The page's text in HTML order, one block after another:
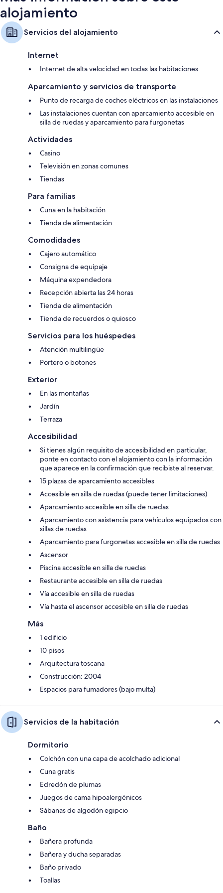
alojamiento
Servicios del alojamiento
Internet
Internet de alta velocidad en todas las habitaciones
Aparcamiento y servicios de transporte
Punto de recarga de coches eléctricos en las instalaciones
Las instalaciones cuentan con aparcamiento accesible en
silla de ruedas y aparcamiento para furgonetas
Actividades
Casino
Televisión en zonas comunes
Tiendas
Para familias
Cuna en la habitación
Tienda de alimentación
Comodidades
Cajero automático
Consigna de equipaje
Máquina expendedora
Recepción abierta las 24 horas
Tienda de alimentación
Tienda de recuerdos o quiosco
Servicios para los huéspedes
Atención multilingüe
Portero o botones
Exterior
En las montañas
Jardín
Terraza
Accesibilidad
Si tienes algún requisito de accesibilidad en particular,
ponte en contacto con el alojamiento con la información
que aparece en la confirmación que recibiste al reservar.
15 plazas de aparcamiento accesibles
Accesible en silla de ruedas (puede tener limitaciones)
Aparcamiento accesible en silla de ruedas
Aparcamiento con asistencia para vehículos equipados con
sillas de ruedas
Aparcamiento para furgonetas accesible en silla de ruedas
Ascensor
Piscina accesible en silla de ruedas
Restaurante accesible en silla de ruedas
Vía accesible en silla de ruedas
Vía hasta el ascensor accesible en silla de ruedas
Más
1 edificio
10 pisos
Arquitectura toscana
Construcción: 2004
Espacios para fumadores (bajo multa)
Servicios de la habitación
Dormitorio
Colchón con una capa de acolchado adicional
Cuna gratis
Edredón de plumas
Juegos de cama hipoalergénicos
Sábanas de algodón egipcio
Baño
Bañera profunda
Bañera y ducha separadas
Baño privado
Toallas